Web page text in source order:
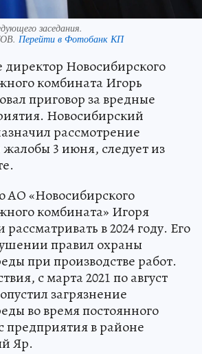
заседания.
Перейти в Фотобанк КП
Новосибирского
комбината Игорь
приговор за вредные
Новосибирский
рассмотрение
3 июня, следует из
«Новосибирского
комбината» Игоря
в 2024 году. Его
правил охраны
при производстве работ.
с марта 2021 по август
загрязнение
во время постоянного
предприятия в районе
Яр.